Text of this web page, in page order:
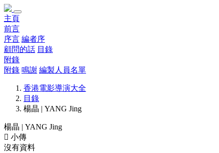
主頁
前言
序言 編者序
顧問的話 目錄
附錄
附錄 鳴謝 編製人員名單
香港電影導演大全
目錄
楊晶 | YANG Jing
楊晶 | YANG Jing
小傳
沒有資料